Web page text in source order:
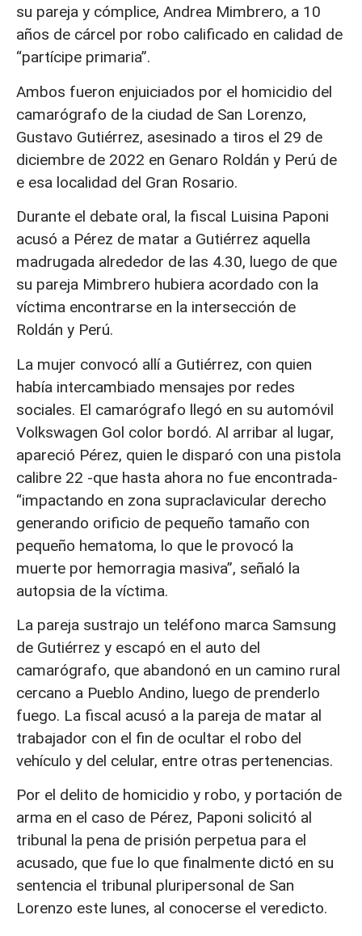
su pareja y cómplice, Andrea Mimbrero, a 10
años de cárcel por robo calificado en calidad de
“partícipe primaria”.
Ambos fueron enjuiciados por el homicidio del
camarógrafo de la ciudad de San Lorenzo,
Gustavo Gutiérrez, asesinado a tiros el 29 de
diciembre de 2022 en Genaro Roldán y Perú de
e esa localidad del Gran Rosario.
Durante el debate oral, la fiscal Luisina Paponi
acusó a Pérez de matar a Gutiérrez aquella
madrugada alrededor de las 4.30, luego de que
su pareja Mimbrero hubiera acordado con la
víctima encontrarse en la intersección de
Roldán y Perú.
La mujer convocó allí a Gutiérrez, con quien
había intercambiado mensajes por redes
sociales. El camarógrafo llegó en su automóvil
Volkswagen Gol color bordó. Al arribar al lugar,
apareció Pérez, quien le disparó con una pistola
calibre 22 -que hasta ahora no fue encontrada-
“impactando en zona supraclavicular derecho
generando orificio de pequeño tamaño con
pequeño hematoma, lo que le provocó la
muerte por hemorragia masiva”, señaló la
autopsia de la víctima.
La pareja sustrajo un teléfono marca Samsung
de Gutiérrez y escapó en el auto del
camarógrafo, que abandonó en un camino rural
cercano a Pueblo Andino, luego de prenderlo
fuego. La fiscal acusó a la pareja de matar al
trabajador con el fin de ocultar el robo del
vehículo y del celular, entre otras pertenencias.
Por el delito de homicidio y robo, y portación de
arma en el caso de Pérez, Paponi solicitó al
tribunal la pena de prisión perpetua para el
acusado, que fue lo que finalmente dictó en su
sentencia el tribunal pluripersonal de San
Lorenzo este lunes, al conocerse el veredicto.